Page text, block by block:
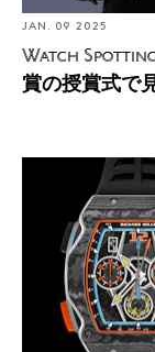
JAN. 09 2025
Watch
賞の授賞式で
Racing
01 オートマテ
マクラーレン